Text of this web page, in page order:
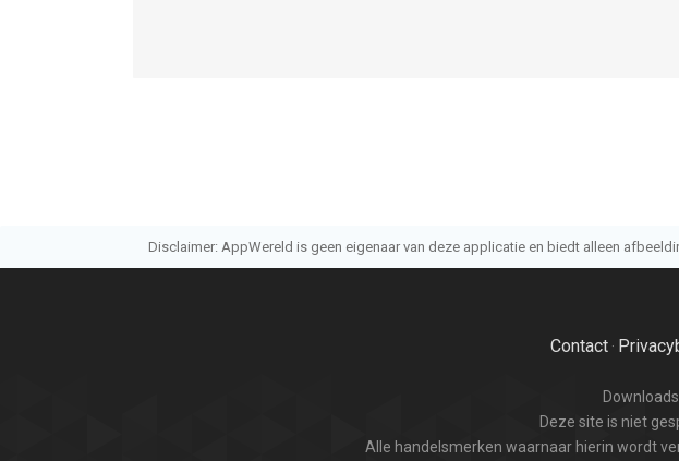
Disclaimer: AppWereld is geen eigenaar van deze applicatie en biedt alleen
Contact·
Deze site is niet
Alle handelsmerken waarnaar hierin wordt